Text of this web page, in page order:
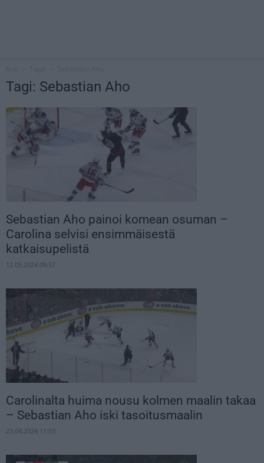
Tagi: Sebastian Aho
Sebastian Aho painoi komean osuman –
Carolina selvisi ensimmäisestä
katkaisupelistä
12.05.2024 09:57
Carolinalta huima nousu kolmen maalin takaa
– Sebastian Aho iski tasoitusmaalin
23.04.2024 11:03